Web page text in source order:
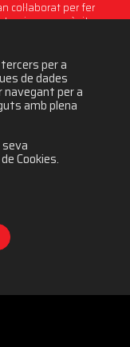
col·laborat per fer
torni a ser un èxit.
per a
de dades
per a
amb plena
Cookies.